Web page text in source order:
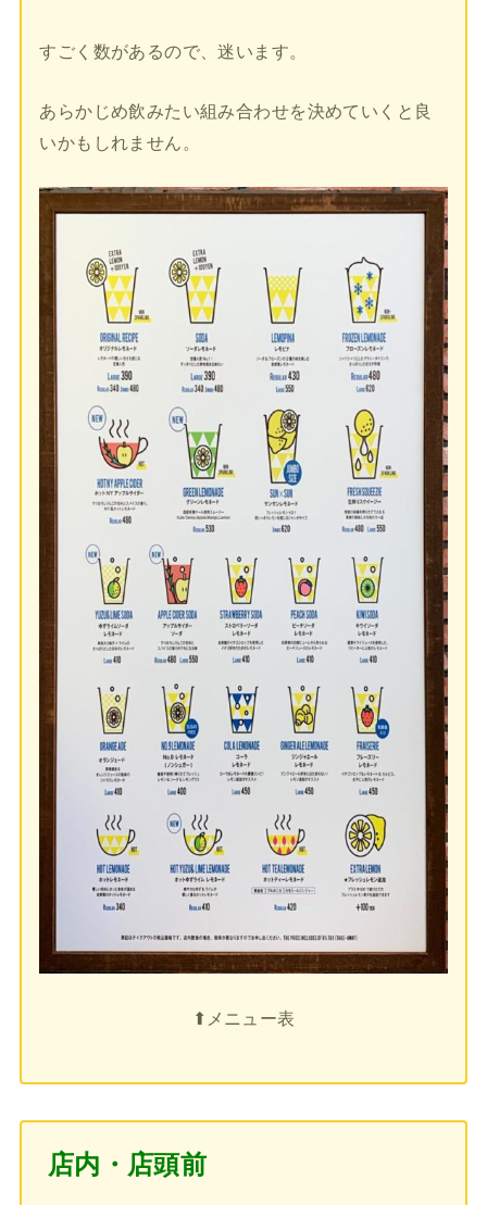
すごく数があるので、迷います。
あらかじめ飲みたい組み合わせを決めていくと良
いかもしれません。
⬆︎メニュー表
店内・店頭前